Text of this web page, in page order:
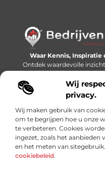
Wij
privacy.
Wij maken gebruik van
om te begrijpen hoe u onze
te verbeteren. Cookies
ingezet, zoals het aanbieden
en het meten van
cookiebeleid.
Waar Kennis,
Ontdek waardevolle
wat er
Bericht categorie
Onze informatie